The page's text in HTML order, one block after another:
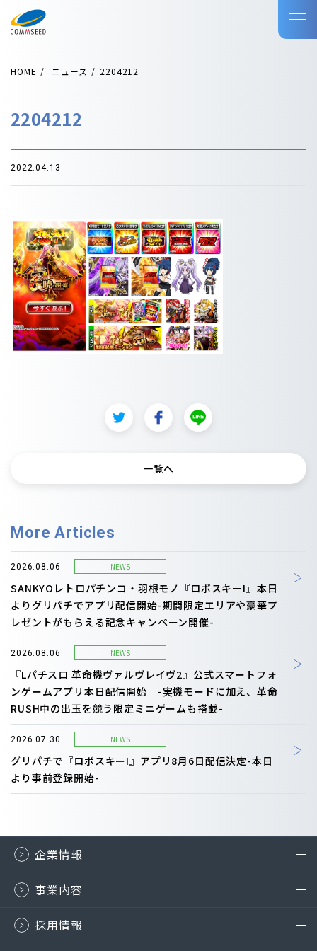
HOME ニュース 2204212
2204212
2022.04.13
一覧へ
More Articles
2026.08.06 NEWS
SANKYOレトロパチンコ・羽根モノ『ロボスキーI』本日
よりグリパチでアプリ配信開始-期間限定エリアや豪華プ
レゼントがもらえる記念キャンペーン開催-
2026.08.06 NEWS
『Lパチスロ 革命機ヴァルヴレイヴ2』公式スマートフォ
ンゲームアプリ本日配信開始 -実機モードに加え、革命
RUSH中の出玉を競う限定ミニゲームも搭載-
2026.07.30 NEWS
グリパチで『ロボスキーI』アプリ8月6日配信決定-本日
より事前登録開始-
企業情報
事業内容
採用情報